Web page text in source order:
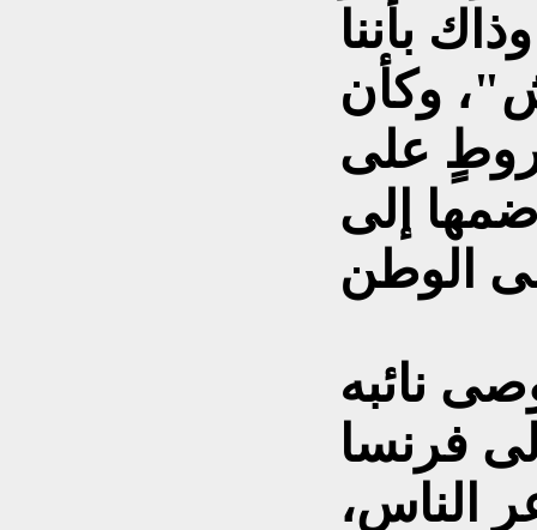
بأننا
وكأن
على
إلى
نائبه
فرنسا
الناس،